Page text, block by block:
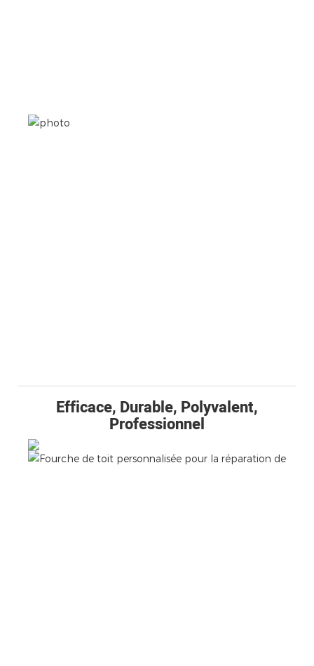
Efficace, Durable, Polyvalent,
Professionnel